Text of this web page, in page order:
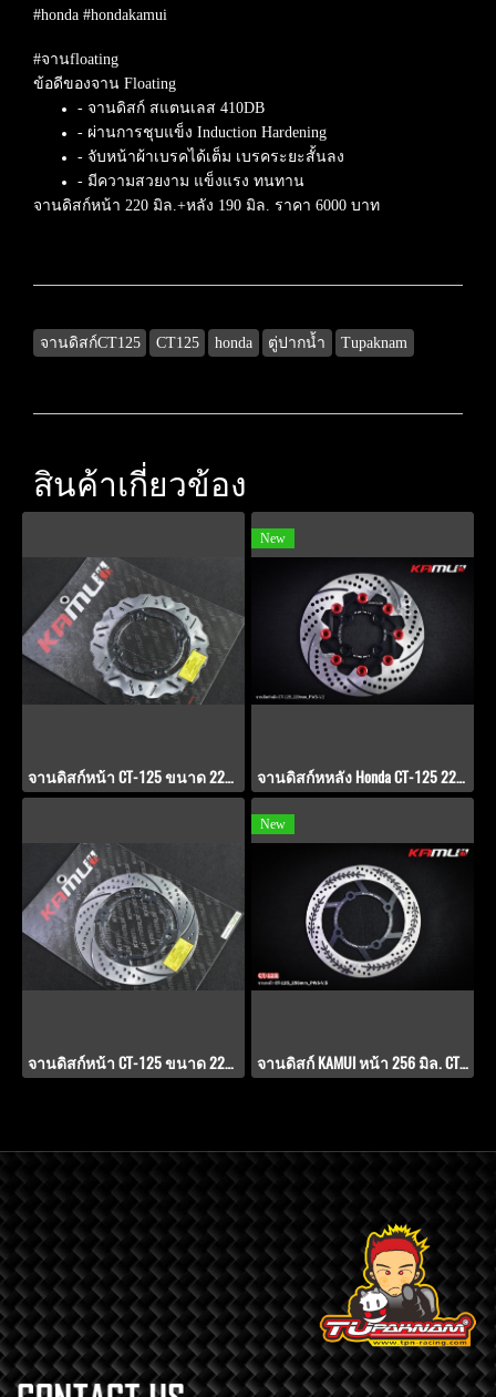
#honda #hondakamui
#จานfloating
ข้อดีของจาน Floating
- จานดิสก์ สแตนเลส 410DB
- ผ่านการชุบแข็ง Induction Hardening
- จับหน้าผ้าเบรคได้เต็ม เบรคระยะสั้นลง
- มีความสวยงาม แข็งแรง ทนทาน
จานดิสก์หน้า 220 มิล.+หลัง 190 มิล. ราคา 6000 บาท
จานดิสก์CT125 CT125 honda ตู่ปากน้ำ Tupaknam
สินค้าเกี่ยวข้อง
จานดิสก์หน้า CT-125 ขนาด 220 มิล . V1
New
จานดิสก์หหลัง Honda CT-125 220 มิล. PWS-V.2
จานดิสก์หน้า CT-125 ขนาด 220 มิล PWS V2
New
จานดิสก์ KAMUI หน้า 256 มิล. CT-125 PWS-V.5